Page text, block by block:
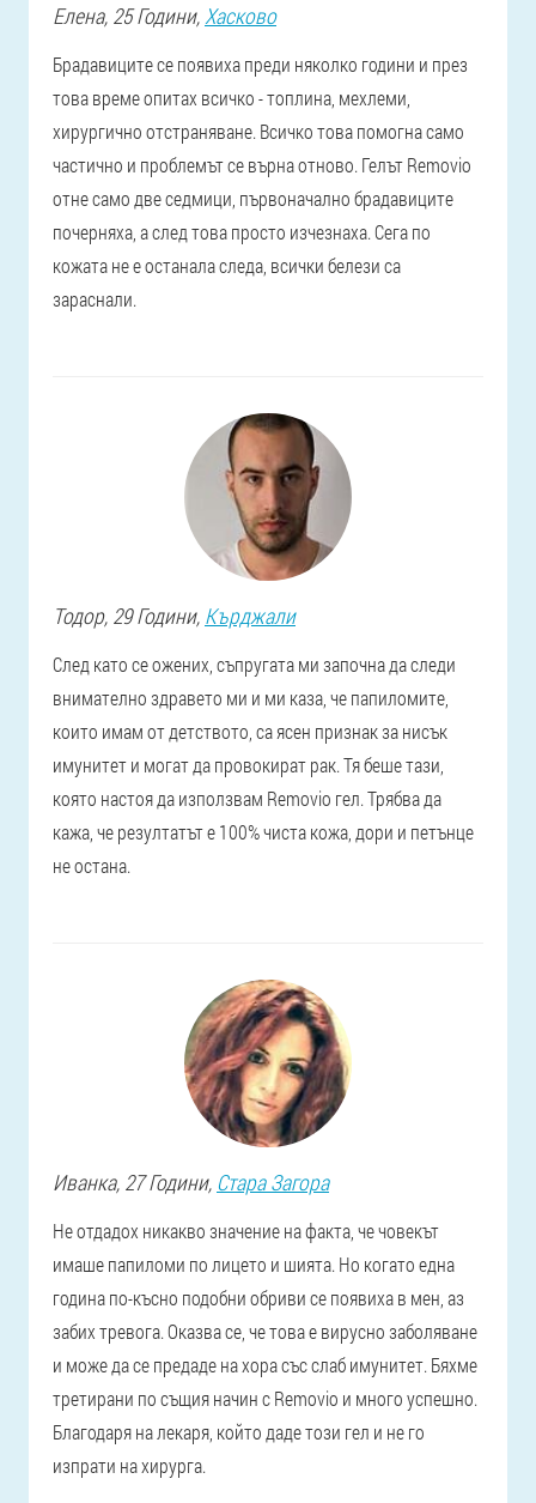
Елена, 25 Години,Хасково
Брадавиците се появиха преди няколко години и през
това време опитах всичко - топлина, мехлеми,
хирургично отстраняване. Всичко това помогна само
частично и проблемът се върна отново. Гелът Removio
отне само две седмици, първоначално брадавиците
почерняха, а след това просто изчезнаха. Сега по
кожата не е останала следа, всички белези са
зараснали.
Тодор, 29 Години, Кърджали
След като се ожених, съпругата ми започна да следи
внимателно здравето ми и ми каза, че папиломите,
които имам от детството, са ясен признак за нисък
имунитет и могат да провокират рак. Тя беше тази,
която настоя да използвам Removio гел. Трябва да
кажа, че резултатът е 100% чиста кожа, дори и петънце
не остана.
Иванка, 27 Години, Стара Загора
Не отдадох никакво значение на факта, че човекът
имаше папиломи по лицето и шията. Но когато една
година по-късно подобни обриви се появиха в мен, аз
забих тревога. Оказва се, че това е вирусно заболяване
и може да се предаде на хора със слаб имунитет. Бяхме
третирани по същия начин с Removio и много успешно.
Благодаря на лекаря, който даде този гел и не го
изпрати на хирурга.